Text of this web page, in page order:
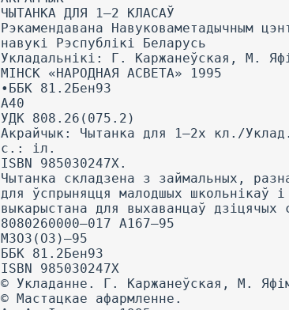
ЧЫТАНКА ДЛЯ 1—2 КЛАСАЎ
Рэкамендавана Навуковаметадычным
навукі Рэспублікі Беларусь
Укладальнікі: Г. Каржанеўская, М.
МІНСК «НАРОДНАЯ АСВЕТА» 1995
•ББК 81.2Бен93
А40
УДК 808.26(075.2)
Акрайчык: Чытанка для 1—2х кл./
с.: іл.
ISBN 985030247Х.
Чытанка складзена з займальных,
для ўспрыняцця малодшых школьнікаў
выкарыстана для выхаванцаў дзіцячых
8080260000—017 A167—95
МЗОЗ(ОЗ)—95
ББК 81.2Бен93
ISBN 985030247Х
© Укладанне. Г. Каржанеўская, М.
© Мастацкае афармленне.